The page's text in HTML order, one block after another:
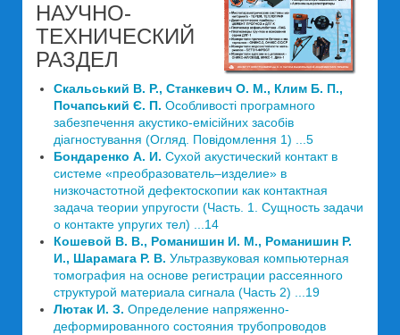
НАУЧНО-
ТЕХНИЧЕСКИЙ
РАЗДЕЛ
Скальський В. Р., Станкевич О. М., Клим Б. П.,
Почапський Є. П. Особливості програмного
забезпечення акустико-емісійних засобів
діагностування (Огляд. Повідомлення 1) ...5
Бондаренко А. И. Сухой акустический контакт в
системе «преобразователь–изделие» в
низкочастотной дефектоскопии как контактная
задача теории упругости (Часть. 1. Сущность задачи
о контакте упругих тел) ...14
Кошевой В. В., Романишин И. М., Романишин Р.
И., Шарамага Р. В. Ультразвуковая компьютерная
томография на основе регистрации рассеянного
структурой материала сигнала (Часть 2) ...19
Лютак И. З. Определение напряженно-
деформированного состояния трубопроводов